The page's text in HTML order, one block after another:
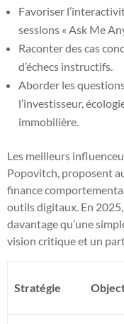
Favoriser
sessions « Ask Me
Raconter des cas
d’échecs instructifs.
Aborder les
l’investisseur,
immobilière.
Les meilleurs
Popovitch, proposent
finance
outils digitaux. En
davantage qu’une
vision critique et un
Stratégie